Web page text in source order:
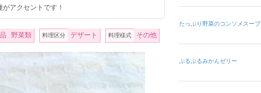
アクセントです！
野菜類 料理区分 デザート 料理様式 その他
たっぷり野菜のコンソメスープ
ぷるぷるみかんゼリー